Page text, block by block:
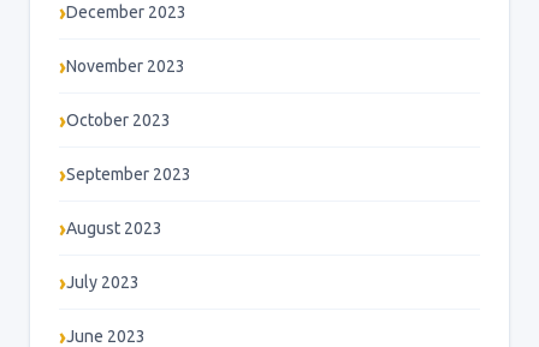
December 2023
November 2023
October 2023
September 2023
August 2023
July 2023
June 2023